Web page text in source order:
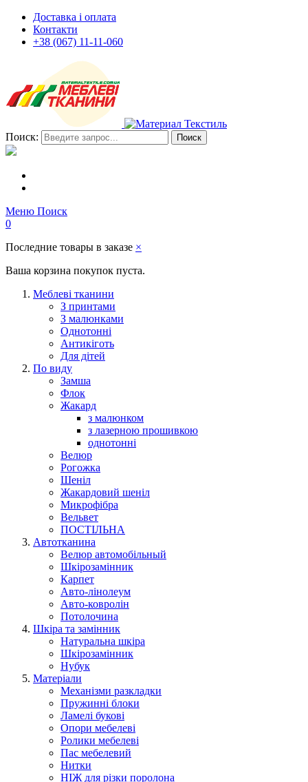
Доставка і оплата
Контакти
+38 (067) 11-11-060
Поиск: Поиск
Меню Поиск
0
Последние товары в заказе ×
Ваша корзина покупок пуста.
Меблеві тканини
З принтами
З малюнками
Однотонні
Антикіготь
Для дітей
По виду
Замша
Флок
Жакард
з малюнком
з лазерною прошивкою
однотонні
Велюр
Рогожка
Шеніл
Жакардовий шеніл
Микрофібра
Вельвет
ПОСТІЛЬНА
Автотканина
Велюр автомобільный
Шкірозамінник
Карпет
Авто-лінолеум
Авто-ковролін
Потолочина
Шкіра та замінник
Натуральна шкіра
Шкірозамінник
Нубук
Матеріали
Механізми разкладки
Пружинні блоки
Ламелі букові
Опори мебелеві
Ролики мебелеві
Пас мебелевий
Нитки
НІЖ для різки поролона